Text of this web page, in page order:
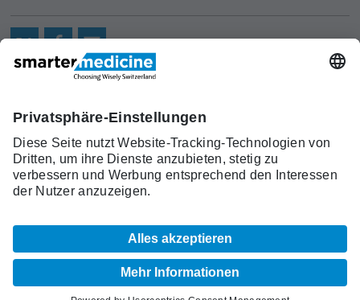
smarter
medicine?
Top-5-
Listen
Forschung
c/o Schweizerische Gesellschaft für
Monbijoustrasse 43, Postfach, 3001 Bern
Telefon +41 31 370 40 00, Fax +41 31 370
40 19
© 2026 SGAIMImpressum AGB Datenschutz Sitemap
Cookie Einstellungen